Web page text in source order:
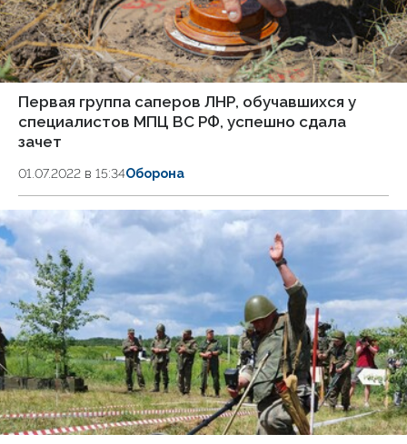
Первая группа саперов ЛНР, обучавшихся у
специалистов МПЦ ВС РФ, успешно сдала
зачет
01.07.2022 в 15:34Оборона